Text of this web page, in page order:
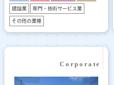
建設業 専門・技術サービス業
その他の業種